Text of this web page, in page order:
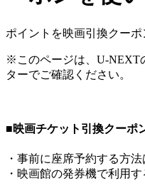
ポイントを映画引換クーポ
※このページは、U-NEXT
ターでご確認ください。
■映画チケット引換クーポ
・事前に座席予約する方法
・映画館の発券機で利用